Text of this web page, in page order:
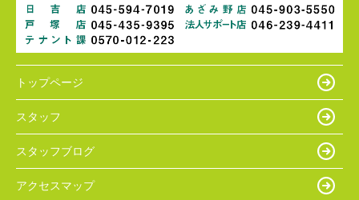
トップページ
スタッフ
スタッフブログ
アクセスマップ